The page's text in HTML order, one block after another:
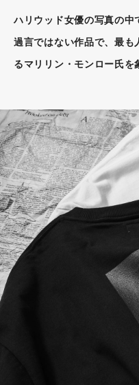
ハリウッド女優の写真の中
過言ではない作品で、最も
るマリリン・モンロー氏を